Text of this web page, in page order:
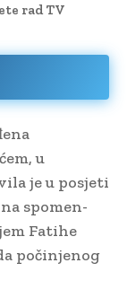
rad TV
u
je u posjeti
spomen-
Fatihe
počinjenog